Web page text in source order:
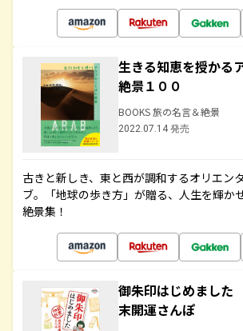
生きる知恵を授かる
絶景１００
BOOKS 旅の名言＆絶景
2022.07.14 発売
古きと新しき、東と西が調和するオリエン
ブ。「地球の歩き方」が贈る、人生を輝か
絶景集！
御朱印はじめまし
末開運さんぽ